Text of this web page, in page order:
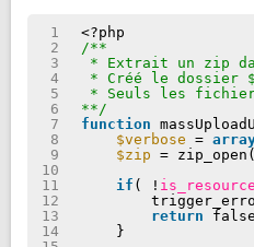
1
2
3
4
5
6
7
8
9
10
11
12
13
14
<?php
/**
* Extrait un zip
* Créé le dossier
* Seuls les
**/
function
$verbose
=
$zip
= zip_open(
if ( ! is_resource
return
}